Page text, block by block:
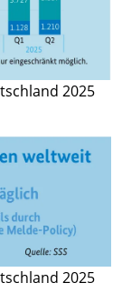
2025
2025